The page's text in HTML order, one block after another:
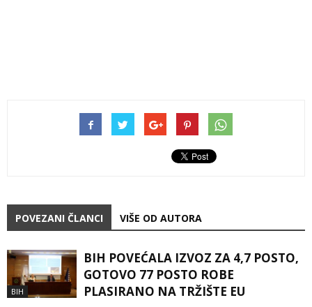
POVEZANI ČLANCI VIŠE OD AUTORA
BIH
BIH POVEĆALA IZVOZ ZA 4,7 POSTO,
GOTOVO 77 POSTO ROBE
PLASIRANO NA TRŽIŠTE EU